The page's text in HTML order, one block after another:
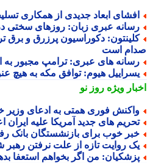
ابعاد جدیدی از همکاری
عبری زبان: روزهای سختی در
دکوراسیون پرزرق و برق
است
های عبری: ترامپ مجبور به
هیوم: توافق مکه به هیچ
ویژهروز نو
فوری همتی به ادعای وزیر
های جدید آمریکا علیه ایران
خوب برای بازنشستگان بانک رفاه
روایت تازه از علت نرفتن رهبر شهید
من اگر بخواهم استعفا